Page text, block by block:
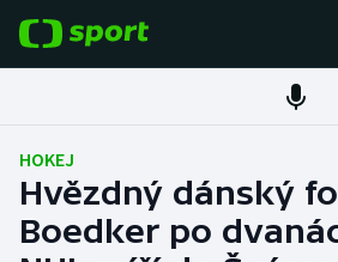
Fotbal
Hokej
HOKEJ
Hvězdný dánský
Boedker po